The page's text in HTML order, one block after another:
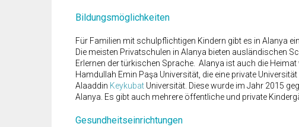
Bildungsmöglichkeiten
Für Familien mit schulpflichtigen Kindern gibt es in Alanya
Die meisten Privatschulen in Alanya bieten ausländischen
Erlernen der türkischen Sprache. Alanya ist auch die Heimat
Hamdullah Emin Paşa Universität, die eine private
Alaaddin Keykubat Universität. Diese wurde im Jahr 2015
Alanya. Es gibt auch mehrere öffentliche und private
Gesundheitseinrichtungen